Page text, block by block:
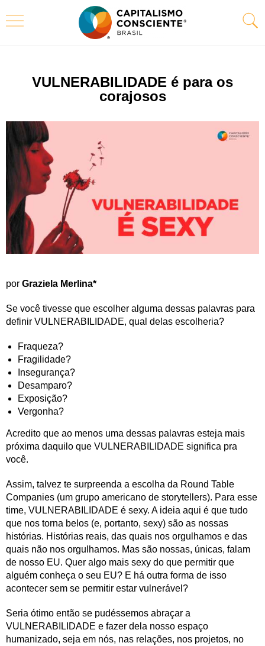
VULNERABILIDADE é para os
corajosos
por Graziela Merlina*
Se você tivesse que escolher alguma dessas palavras para
definir VULNERABILIDADE, qual delas escolheria?
Fraqueza?
Fragilidade?
Insegurança?
Desamparo?
Exposição?
Vergonha?
Acredito que ao menos uma dessas palavras esteja mais
próxima daquilo que VULNERABILIDADE significa pra
você.
Assim, talvez te surpreenda a escolha da Round Table
Companies (um grupo americano de storytellers). Para esse
time, VULNERABILIDADE é sexy. A ideia aqui é que tudo
que nos torna belos (e, portanto, sexy) são as nossas
histórias. Histórias reais, das quais nos orgulhamos e das
quais não nos orgulhamos. Mas são nossas, únicas, falam
de nosso EU. Quer algo mais sexy do que permitir que
alguém conheça o seu EU? E há outra forma de isso
acontecer sem se permitir estar vulnerável?
Seria ótimo então se pudéssemos abraçar a
VULNERABILIDADE e fazer dela nosso espaço
humanizado, seja em nós, nas relações, nos projetos, no